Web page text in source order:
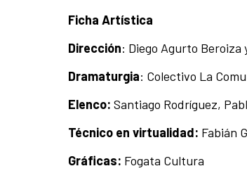
Ficha Artística
Dirección: Diego Agurto Beroiza
Dramaturgia: Colectivo La
Elenco: Santiago Rodríguez,
Técnico en virtualidad: Fabián
Gráficas: Fogata Cultura